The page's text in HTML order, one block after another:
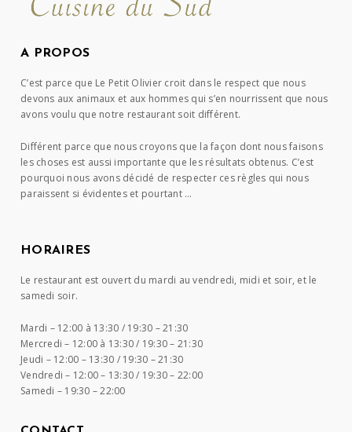
A PROPOS
C’est parce que Le Petit Olivier croit dans le respect que nous
devons aux animaux et aux hommes qui s’en nourrissent que nous
avons voulu que notre restaurant soit différent.
Différent parce que nous croyons que la façon dont nous faisons
les choses est aussi importante que les résultats obtenus. C’est
pourquoi nous avons décidé de respecter ces règles qui nous
paraissent si évidentes et pourtant …
HORAIRES
Le restaurant est ouvert du mardi au vendredi, midi et soir, et le
samedi soir.
Mardi – 12:00 à 13:30 / 19:30 – 21:30
Mercredi – 12:00 à 13:30 / 19:30 – 21:30
Jeudi – 12:00 – 13:30 / 19:30 – 21:30
Vendredi – 12:00 – 13:30 / 19:30 – 22:00
Samedi – 19:30 – 22:00